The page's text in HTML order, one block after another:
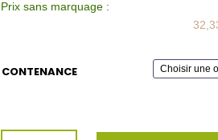
Prix sans marquage :
CONTENANCE